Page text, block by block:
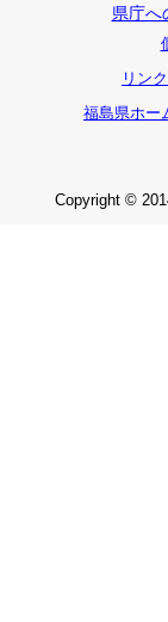
県庁へ
リン
福島県ホー
Copyright ©